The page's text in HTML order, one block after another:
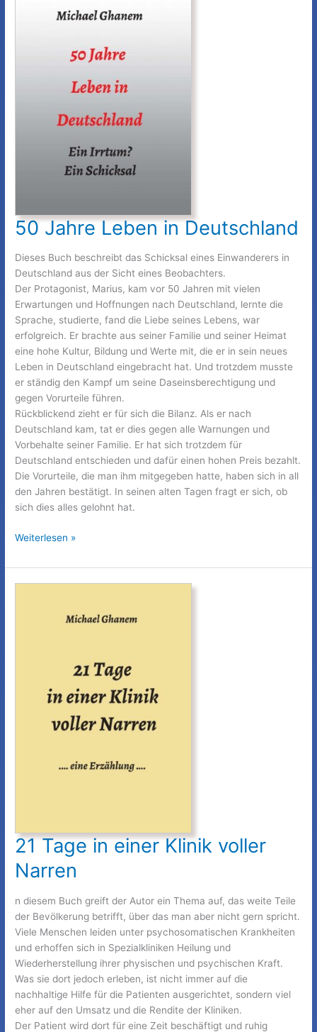
50 Jahre Leben in Deutschland
Dieses Buch beschreibt das Schicksal eines Einwanderers in
Deutschland aus der Sicht eines Beobachters.
Der Protagonist, Marius, kam vor 50 Jahren mit vielen
Erwartungen und Hoffnungen nach Deutschland, lernte die
Sprache, studierte, fand die Liebe seines Lebens, war
erfolgreich. Er brachte aus seiner Familie und seiner Heimat
eine hohe Kultur, Bildung und Werte mit, die er in sein neues
Leben in Deutschland eingebracht hat. Und trotzdem musste
er ständig den Kampf um seine Daseinsberechtigung und
gegen Vorurteile führen.
Rückblickend zieht er für sich die Bilanz. Als er nach
Deutschland kam, tat er dies gegen alle Warnungen und
Vorbehalte seiner Familie. Er hat sich trotzdem für
Deutschland entschieden und dafür einen hohen Preis bezahlt.
Die Vorurteile, die man ihm mitgegeben hatte, haben sich in all
den Jahren bestätigt. In seinen alten Tagen fragt er sich, ob
sich dies alles gelohnt hat.
50
Leben
in
Weiterlesen »
21 Tage in einer Klinik voller
Narren
n diesem Buch greift der Autor ein Thema auf, das weite Teile
der Bevölkerung betrifft, über das man aber nicht gern spricht.
Viele Menschen leiden unter psychosomatischen Krankheiten
und erhoffen sich in Spezialkliniken Heilung und
Wiederherstellung ihrer physischen und psychischen Kraft.
Was sie dort jedoch erleben, ist nicht immer auf die
nachhaltige Hilfe für die Patienten ausgerichtet, sondern viel
eher auf den Umsatz und die Rendite der Kliniken.
Der Patient wird dort für eine Zeit beschäftigt und ruhig